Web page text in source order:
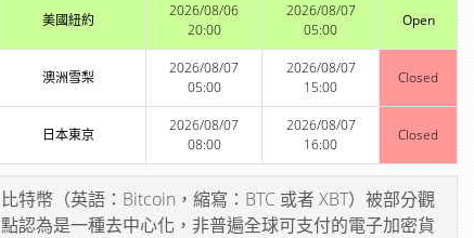
美國紐約
2026/08/06
20:00
2026/08/07
05:00
Open
澳洲雪梨
2026/08/07
05:00
2026/08/07
15:00
Closed
日本東京
2026/08/07
08:00
2026/08/07
16:00
Closed
比特幣（英語：Bitcoin，縮寫：BTC 或者 XBT）被部分觀
點認為是一種去中心化，非普遍全球可支付的電子加密貨